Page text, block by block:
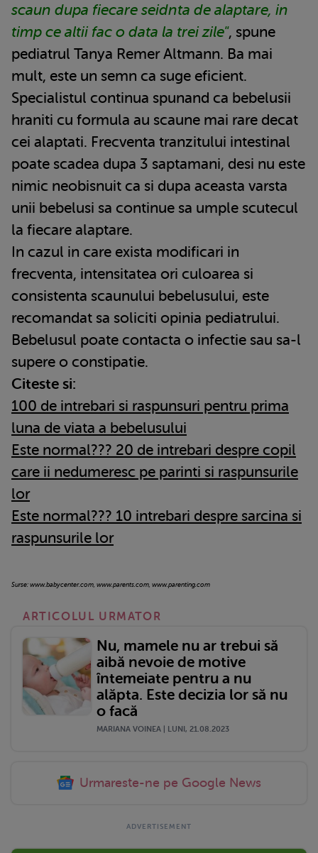
scaun dupa fiecare seidnta de alaptare, in
timp ce altii fac o data la trei zile", spune
pediatrul Tanya Remer Altmann. Ba mai
mult, este un semn ca suge eficient.
Specialistul continua spunand ca bebelusii
hraniti cu formula au scaune mai rare decat
cei alaptati. Frecventa tranzitului intestinal
poate scadea dupa 3 saptamani, desi nu este
nimic neobisnuit ca si dupa aceasta varsta
unii bebelusi sa continue sa umple scutecul
la fiecare alaptare.
In cazul in care exista modificari in
frecventa, intensitatea ori culoarea si
consistenta scaunului bebelusului, este
recomandat sa soliciti opinia pediatrului.
Bebelusul poate contacta o infectie sau sa-l
supere o constipatie.
Citeste si:
100 de intrebari si raspunsuri pentru prima
luna de viata a bebelusului
Este normal??? 20 de intrebari despre copil
care ii nedumeresc pe parinti si raspunsurile
lor
Este normal??? 10 intrebari despre sarcina si
raspunsurile lor
Surse: www.babycenter.com, www.parents.com, www.parenting.com
ARTICOLUL URMATOR
Nu, mamele nu ar trebui să
aibă nevoie de motive
întemeiate pentru a nu
alăpta. Este decizia lor să nu
o facă
MARIANA VOINEA | LUNI, 21.08.2023
Urmareste-ne pe Google News